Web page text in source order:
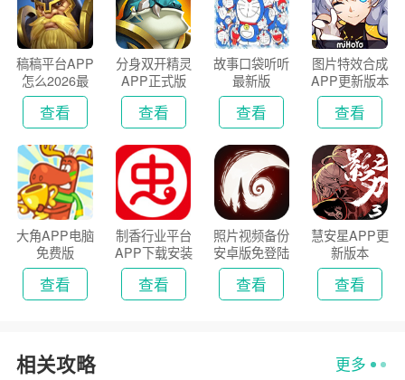
稿稿平台APP
怎么2026最
新版
查看
分身双开精灵
APP正式版
查看
故事口袋听听
最新版
查看
图片特效合成
APP更新版本
2026
查看
大角APP电脑
免费版
查看
制香行业平台
APP下载安装
2026
查看
照片视频备份
安卓版免登陆
版
查看
慧安星APP更
新版本
查看
相关攻略 更多